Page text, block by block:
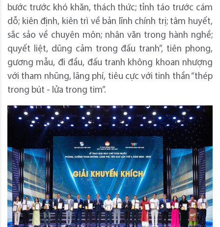
bước trước khó khăn, thách thức; tỉnh táo trước cám
dỗ; kiên định, kiên trì về bản lĩnh chính trị; tâm huyết,
sắc sảo về chuyên môn; nhân văn trong hành nghề;
quyết liệt, dũng cảm trong đấu tranh”, tiên phong,
gương mẫu, đi đầu, đấu tranh không khoan nhượng
với tham nhũng, lãng phí, tiêu cực với tinh thần “thép
trong bút - lửa trong tim”.